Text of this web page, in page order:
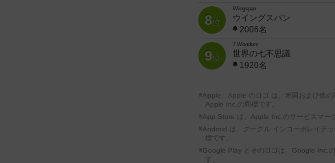
8位
Wingspan
ウイングスパン
2006名
9位
7 Wonders
世界の七不思議
1920名
※Apple、Apple のロゴ は、米国および他の
Apple Inc.の商標です。
※App Store は、Apple Inc.のサービスマー
※Android は、グーグル インコーポレイテッ
標です。
※Google Play とそのロゴは、Google Inc.
す。